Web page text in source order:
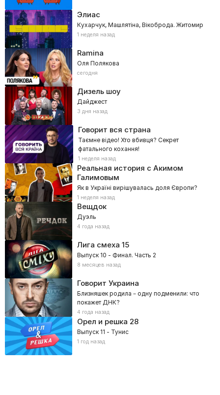
Элиас
Кухарчук, Машлятіна, Вікоброда. Житомир
1 неделя назад
Ramina
Оля Полякова
сегодня
Дизель шоу
Дайджест
3 дня назад
Говорит вся страна
Таємне відео! Хто вбивця? Секрет
фатального кохання!
1 неделя назад
Реальная история с Акимом
Галимовым
Як в Україні вирішувалась доля Європи?
1 неделя назад
Вещдок
Дуэль
4 года назад
Лига смеха 15
Выпуск 10 - Финал. Часть 2
8 месяцев назад
Говорит Украина
Близняшек родила – одну подменили: что
покажет ДНК?
4 года назад
Орел и решка 28
Выпуск 11 - Тунис
1 год назад